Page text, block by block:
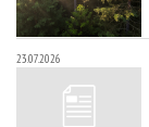
23.07.2026